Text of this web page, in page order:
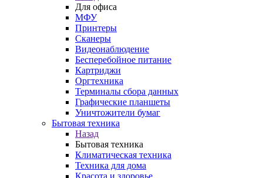
Для офиса
МФУ
Принтеры
Сканеры
Видеонаблюдение
Бесперебойное питание
Картриджи
Оргтехника
Терминалы сбора данных
Графические планшеты
Уничтожители бумаг
Бытовая техника
Назад
Бытовая техника
Климатическая техника
Техника для дома
Красота и здоровье